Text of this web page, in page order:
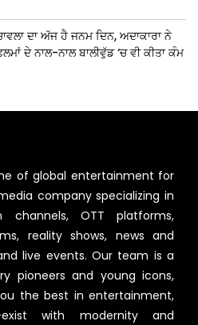
ਦਾ ਅੱਜ ਹੈ ਜਨਮ ਦਿਨ, ਅਦਾਕਾਰਾ ਨੇ
ਦੇ ਨਾਲ-ਨਾਲ ਬਾਲੀਵੁੱਡ ‘ਚ ਵੀ ਕੀਤਾ ਕੰਮ
of global entertainment for
company specializing in
channels, OTT platforms,
reality shows, news and
live events. Our team is a
pioneers and young icons,
the best in entertainment,
with modernity and